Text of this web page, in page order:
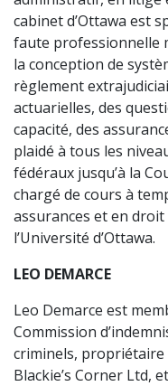
cabinet d’Ottawa est
faute professionnelle
la conception de
règlement
actuarielles, des
capacité, des
plaidé à tous les
fédéraux jusqu’à la
chargé de cours à
assurances et en
l’Université d’Ottawa.
LEO DEMARCE
Leo Demarce est
Commission
criminels, propriétaire
Blackie’s Corner Ltd,